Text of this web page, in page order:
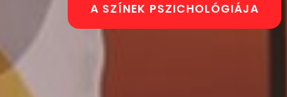
A SZÍNEK PSZICHOLÓGIÁJA